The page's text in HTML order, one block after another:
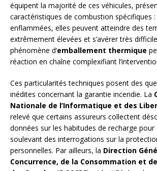
équipent la majorité de ces véhicules,
caractéristiques de combustion spécifiques
enflammées, elles peuvent atteindre des
extrêmement élevées et s’avérer très
phénomène d’emballement thermique
réaction en chaîne complexifiant
Ces particularités techniques posent des
inédites concernant la garantie incendie. La
Nationale de l’Informatique et des
relevé que certains assureurs collectent
données sur les habitudes de recharge pour
soulevant des interrogations sur la
personnelles. Par ailleurs, la Direction
Concurrence, de la Consommation et